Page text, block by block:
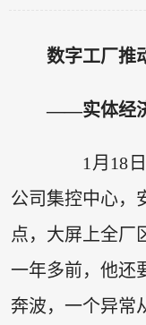
数字工厂推
——实体经
1月18日
公司集控中心，
点，大屏上全厂
一年多前，他还
奔波，一个异常